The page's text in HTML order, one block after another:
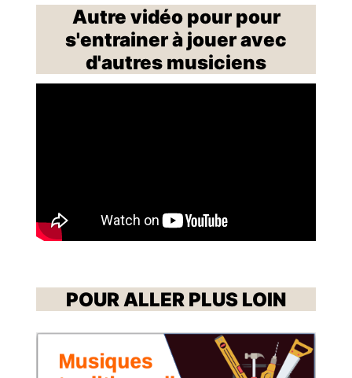
Autre vidéo pour pour
s'entrainer à jouer avec
d'autres musiciens
POUR ALLER PLUS LOIN